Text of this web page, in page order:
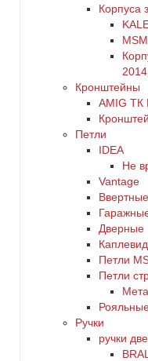
Корпуса
MSM
Кронштейны
AMIG ТК
Петли
IDEA
Не
Vantage
Дверные
Петли
Петли
Ручки
ручки